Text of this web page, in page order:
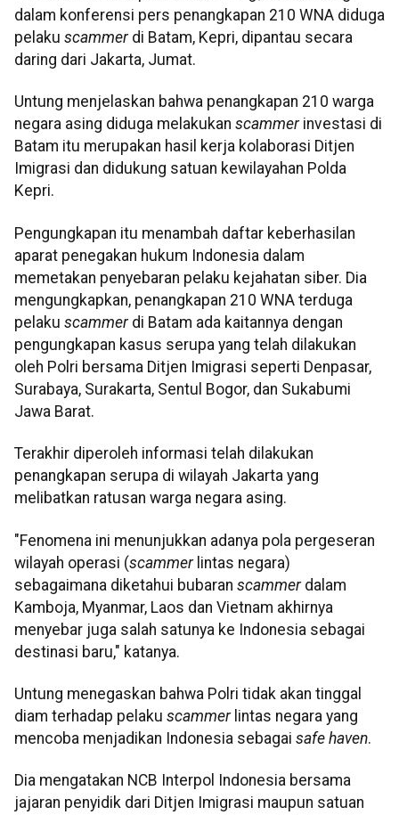
dalam konferensi pers penangkapan 210 WNA diduga
pelaku scammer di Batam, Kepri, dipantau secara
daring dari Jakarta, Jumat.
Untung menjelaskan bahwa penangkapan 210 warga
negara asing diduga melakukan scammerinvestasi di
Batam itu merupakan hasil kerja kolaborasi Ditjen
Imigrasi dan didukung satuan kewilayahan Polda
Kepri.
Pengungkapan itu menambah daftar keberhasilan
aparat penegakan hukum Indonesia dalam
memetakan penyebaran pelaku kejahatan siber. Dia
mengungkapkan, penangkapan 210 WNA terduga
pelaku scammerdi Batam ada kaitannya dengan
pengungkapan kasus serupa yang telah dilakukan
oleh Polri bersama Ditjen Imigrasi seperti Denpasar,
Surabaya, Surakarta, Sentul Bogor, dan Sukabumi
Jawa Barat.
Terakhir diperoleh informasi telah dilakukan
penangkapan serupa di wilayah Jakarta yang
melibatkan ratusan warga negara asing.
"Fenomena ini menunjukkan adanya pola pergeseran
wilayah operasi (scammerlintas negara)
sebagaimana diketahui bubaran scammerdalam
Kamboja, Myanmar, Laos dan Vietnam akhirnya
menyebar juga salah satunya ke Indonesia sebagai
destinasi baru," katanya.
Untung menegaskan bahwa Polri tidak akan tinggal
diam terhadap pelaku scammerlintas negara yang
mencoba menjadikan Indonesia sebagai safe haven.
Dia mengatakan NCB Interpol Indonesia bersama
jajaran penyidik dari Ditjen Imigrasi maupun satuan